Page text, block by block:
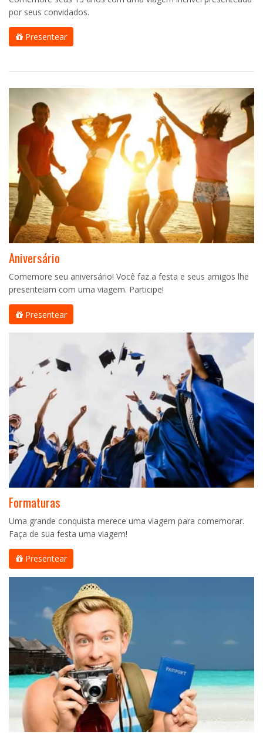
por seus convidados.
Presentear
Aniversário
Comemore seu aniversário! Você faz a festa e seus amigos lhe
presenteiam com uma viagem. Participe!
Presentear
Formaturas
Uma grande conquista merece uma viagem para comemorar.
Faça de sua festa uma viagem!
Presentear